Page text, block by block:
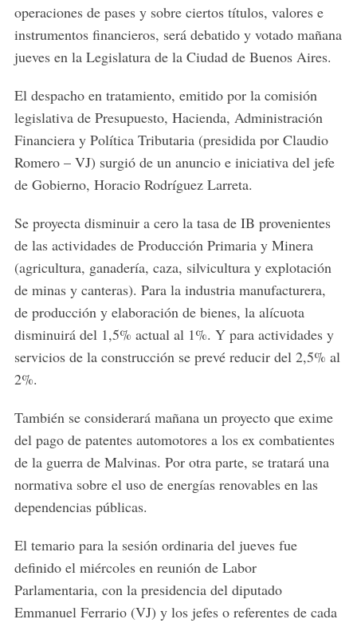
operaciones de pases y sobre ciertos títulos, valores e
instrumentos financieros, será debatido y votado mañana
jueves en la Legislatura de la Ciudad de Buenos Aires.
El despacho en tratamiento, emitido por la comisión
legislativa de Presupuesto, Hacienda, Administración
Financiera y Política Tributaria (presidida por Claudio
Romero – VJ) surgió de un anuncio e iniciativa del jefe
de Gobierno, Horacio Rodríguez Larreta.
Se proyecta disminuir a cero la tasa de IB provenientes
de las actividades de Producción Primaria y Minera
(agricultura, ganadería, caza, silvicultura y explotación
de minas y canteras). Para la industria manufacturera,
de producción y elaboración de bienes, la alícuota
disminuirá del 1,5% actual al 1%. Y para actividades y
servicios de la construcción se prevé reducir del 2,5% al
2%.
También se considerará mañana un proyecto que exime
del pago de patentes automotores a los ex combatientes
de la guerra de Malvinas. Por otra parte, se tratará una
normativa sobre el uso de energías renovables en las
dependencias públicas.
El temario para la sesión ordinaria del jueves fue
definido el miércoles en reunión de Labor
Parlamentaria, con la presidencia del diputado
Emmanuel Ferrario (VJ) y los jefes o referentes de cada